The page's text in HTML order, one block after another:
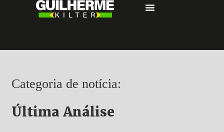
Categoria de notícia:
Última Análise